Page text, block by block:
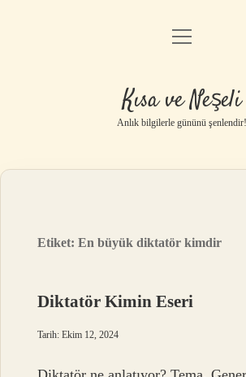
Anasayfa
Yasal Uyarı
menüyü
Kısa ve Neşeli
Anlık bilgilerle gününü şenlendir!
Etiket:En büyük diktatör kimdir
Diktatör Kimin Eseri
Tarih: Ekim 12, 2024